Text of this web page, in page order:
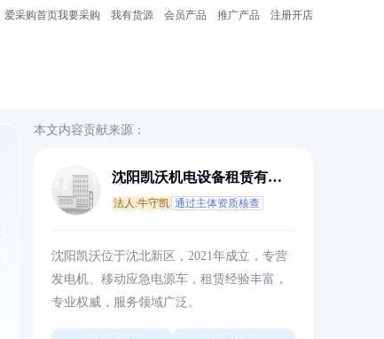
爱采购首页我要采购 我有货源 会员产品 推广产品 注册开店
本文内容贡献来源：
沈阳凯沃机电设备租赁有限
法人:牛守凯 通过主体资质核查
沈阳凯沃位于沈北新区，2021年成立，专营
发电机、移动应急电源车，租赁经验丰富，
专业权威，服务领域广泛。